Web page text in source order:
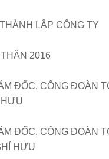
LẬP CÔNG TY
2016
ĐỐC, CÔNG ĐOÀN
ĐỐC, CÔNG ĐOÀN
HƯU